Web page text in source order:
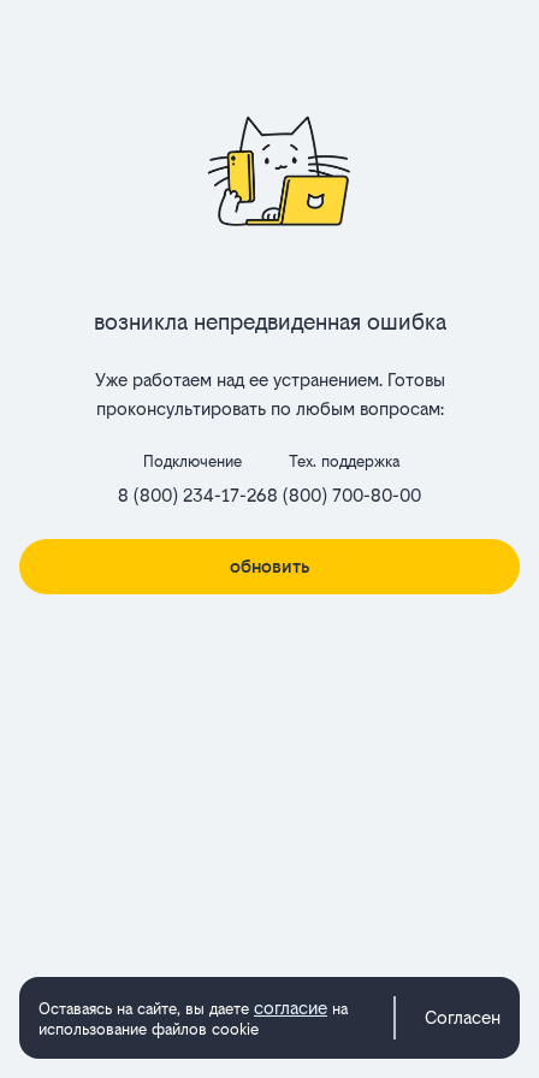
Возникла непредвиденная ошибка
Уже работаем над ее устранением. Готовы
проконсультировать по любым вопросам:
Подключение
8 (800) 234-17-26
Тех. поддержка
8 (800) 700-80-00
обновить
Оставаясь на сайте, вы даете согласие на
использование файлов cookie
Согласен